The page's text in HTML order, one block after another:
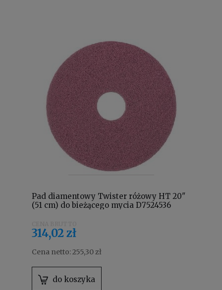
Pad diamentowy Twister różowy HT 20"
(51 cm) do bieżącego mycia D7524536
314,02 zł
Cena netto:255,30 zł
do koszyka